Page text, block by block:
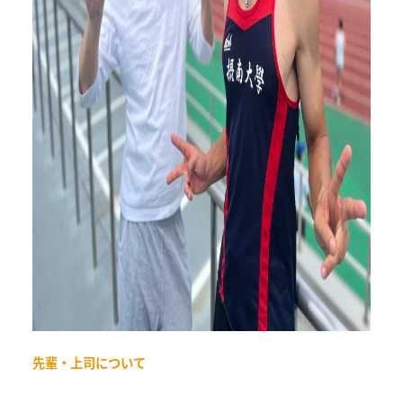
先輩・上司について